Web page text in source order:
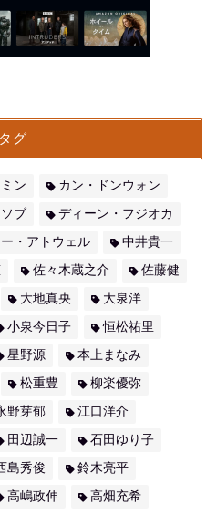
タグ
ン カン・ドンウォン
ブ ディーン・フジオカ
・アトウェル 中井貴一
佐々木蔵之介 佐藤健
大地真央 大泉洋
小泉今日子 恒松祐里
星野源 本上まなみ
松重豊 柳楽優弥
野芽郁 江口洋介
田辺誠一 石田ゆり子
島秀俊 鈴木亮平
高嶋政伸 高畑充希